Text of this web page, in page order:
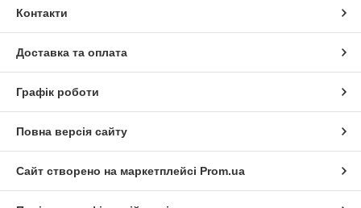
Контакти
Доставка та оплата
Графік роботи
Повна версія сайту
Сайт створено на маркетплейсі Prom.ua